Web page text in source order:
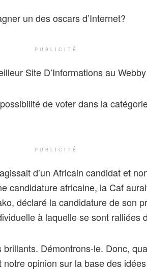
un des oscars d’Internet?
PUBLICITÉ
Site D’Informations au
de voter dans la
PUBLICITÉ
d’un Africain candidat et
candidature africaine, la Caf
déclaré la candidature de son
à laquelle se sont ralliées
Démontrons-le. Donc,
notre opinion sur la base des